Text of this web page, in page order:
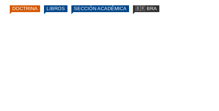
DOCTRINA LIBROS SECCIÓN ACADÉMICA 🇧🇷 BRA